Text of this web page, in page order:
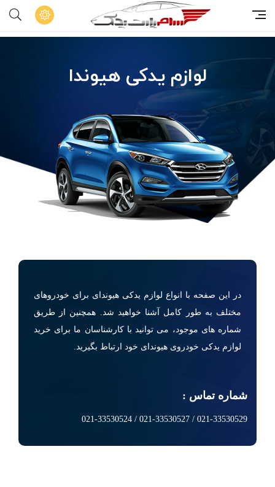
لوازم یدکی هیوندا
در این صفحه با انواع لوازم یدکی هیوندای برای خودروهای
مختلف به طور کامل آشنا خواهید شد. همچنین از طریق
شماره های موجود، می توانید با کارشناسان ما برای خرید
لوازم یدکی خودروی هیوندای خود ارتباط بگیرید.
شماره تماس :
021-33530529 / 021-33530527 / 021-33530524